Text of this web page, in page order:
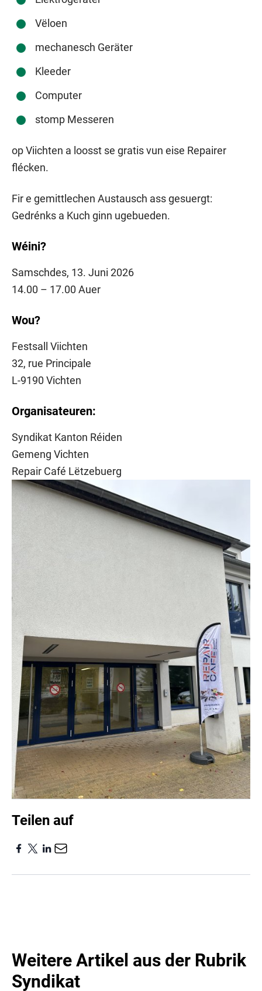
Vëloen
mechanesch Geräter
Kleeder
Computer
stomp Messeren
op Viichten a loosst se gratis vun eise Repairer
flécken.
Fir e gemittlechen Austausch ass gesuergt:
Gedrénks a Kuch ginn ugebueden.
Wéini?
Samschdes, 13. Juni 2026
14.00 – 17.00 Auer
Wou?
Festsall Viichten
32, rue Principale
L-9190 Vichten
Organisateuren:
Syndikat Kanton Réiden
Gemeng Vichten
Repair Café Lëtzebuerg
Teilen auf
Weitere Artikel aus der Rubrik
Syndikat